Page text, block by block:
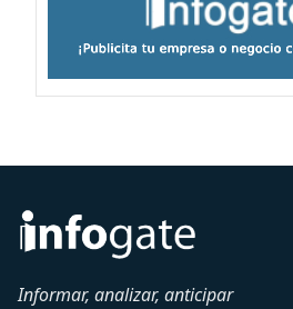
Informar, analizar, anticipar